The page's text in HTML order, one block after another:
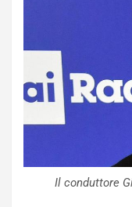
Il conduttore